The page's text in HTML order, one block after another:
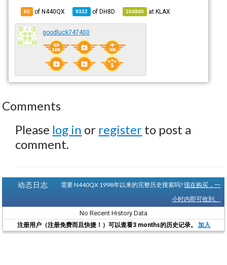
60 of N440QX 9322 ofDH8D 104840 atKLAX
goodluck747400
Comments
Please log in or register to post a
comment.
动态日志 需要 N440QX 1998年以来的完整历史搜索吗?现在购买，一
小时内即可收到。
No Recent History Data
注册用户（注册免费而且快捷！）可以查看3 months的历史记录。 加入